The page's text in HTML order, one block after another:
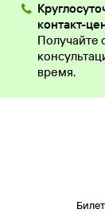
контакт-
Получайте
время.